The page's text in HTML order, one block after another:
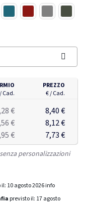
Cad.
PREZZO
€ / Cad.
€
8,40 €
€
8,12 €
€ 7,73 €
personalizzazioni
il: 10 agosto 2026info
previsto il: 17 agosto